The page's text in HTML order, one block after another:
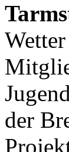
der